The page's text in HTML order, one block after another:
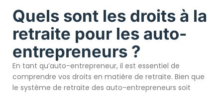
Quels sont les droits à la
retraite pour les auto-
entrepreneurs ?
En tant qu’auto-entrepreneur, il est essentiel de
comprendre vos droits en matière de retraite. Bien que
le système de retraite des auto-entrepreneurs soit